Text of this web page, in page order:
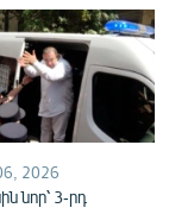
2026
նոր՝ 3-րդ